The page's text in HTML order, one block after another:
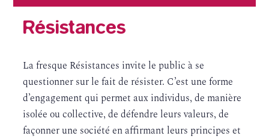
Résistances
La fresque Résistances invite le public à se
questionner sur le fait de résister. C’est une forme
d’engagement qui permet aux individus, de manière
isolée ou collective, de défendre leurs valeurs, de
façonner une société en affirmant leurs principes et